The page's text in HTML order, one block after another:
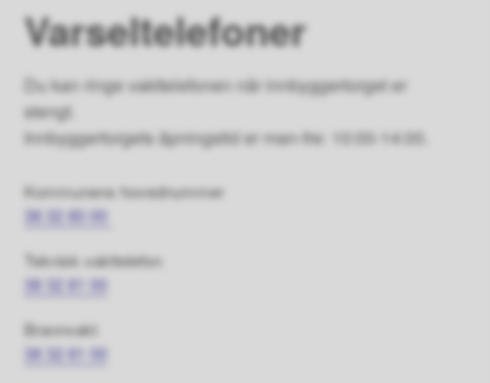
Varseltelefoner
Du kan ringe vakttelefonen når innbyggertorget er
stengt.
Innbyggertorgets åpningstid er man-fre: 10:00-14:00.
Kommunens hovednummer
38 32 80 00
Teknisk vakttelefon
38 32 81 00
Brannvakt
38 32 81 00